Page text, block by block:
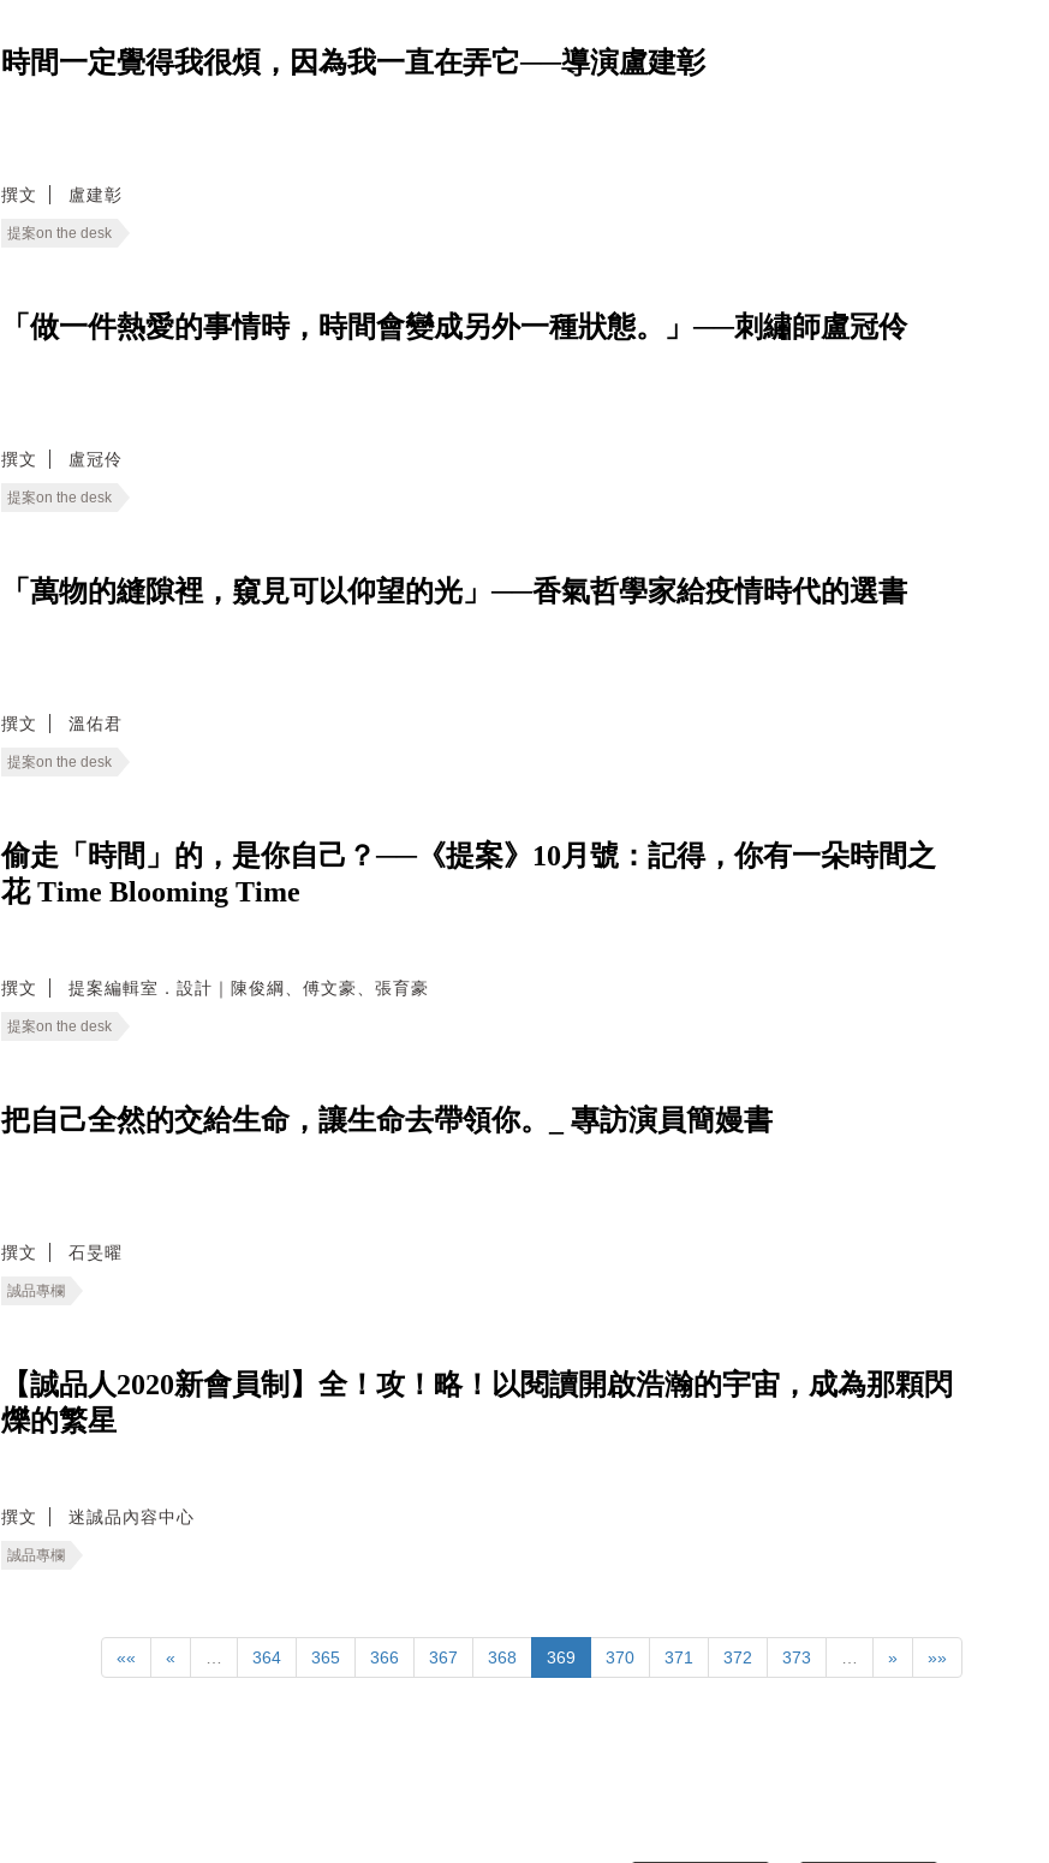
時間一定覺得我很煩，因為我一直在弄它──導演盧建彰
撰文 盧建彰
提案on the desk
「做一件熱愛的事情時，時間會變成另外一種狀態。」──刺繡師盧冠伶
撰文 盧冠伶
提案on the desk
「萬物的縫隙裡，窺見可以仰望的光」──香氣哲學家給疫情時代的選書
撰文 溫佑君
提案on the desk
偷走「時間」的，是你自己？──《提案》10月號：記得，你有一朵時間之
花 Time Blooming Time
撰文 提案編輯室．設計｜陳俊綱、傅文豪、張育豪
提案on the desk
把自己全然的交給生命，讓生命去帶領你。_ 專訪演員簡嫚書
撰文 石旻曜
誠品專欄
【誠品人2020新會員制】全！攻！略！以閱讀開啟浩瀚的宇宙，成為那顆閃
爍的繁星
撰文 迷誠品內容中心
誠品專欄
«« « … 364 365 366 367 368 369 370 371 372 373 … » »»